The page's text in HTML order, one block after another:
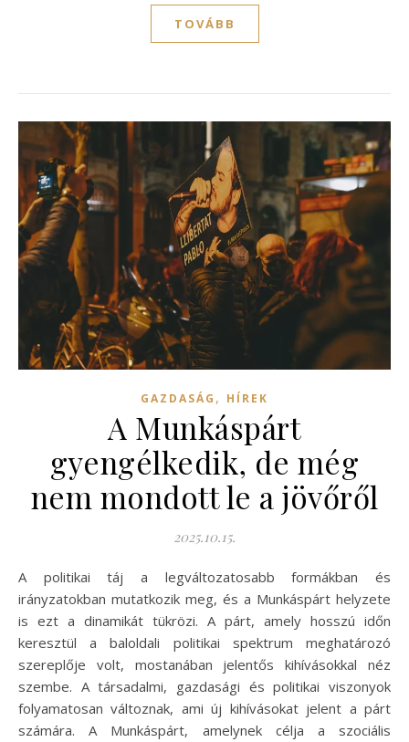
TOVÁBB
GAZDASÁG , HÍREK
A Munkáspárt
gyengélkedik, de még
nem mondott le a jövőről
2025.10.15.
A politikai táj a legváltozatosabb formákban és
irányzatokban mutatkozik meg, és a Munkáspárt helyzete
is ezt a dinamikát tükrözi. A párt, amely hosszú időn
keresztül a baloldali politikai spektrum meghatározó
szereplője volt, mostanában jelentős kihívásokkal néz
szembe. A társadalmi, gazdasági és politikai viszonyok
folyamatosan változnak, ami új kihívásokat jelent a párt
számára. A Munkáspárt, amelynek célja a szociális